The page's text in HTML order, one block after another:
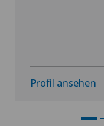
Profil ansehen